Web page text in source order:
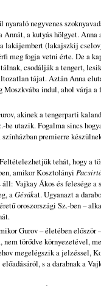
negyvenes
a kutyás hölgyet. Anna
lakájembert (lakajszkij
meg fogja vetni érte. De a
csodálják a tengert,
tájat. Aztán Anna
Moszkvába indul, ahol várja a
akinek a tengerparti
be utazik. Fogalma sincs
premierre
tehát, hogy a
amikor Kosztolányi
Vajkay Ákos és felesége a
aGésákat. Ugyanazt a
oroszországi Sz.-ben –
Gurov – életében először
törődve környezetével,
megelégszik a jelzéssel,
előadásáról, s a darabnak a